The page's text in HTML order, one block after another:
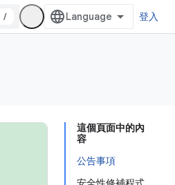
/ 登入
這個頁面中的內
容
公告事項